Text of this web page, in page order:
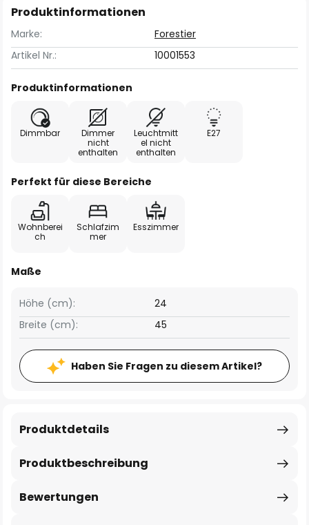
Produktinformationen
Marke:
Forestier
Artikel Nr.:
10001553
Produktinformationen
Dimmbar
Dimmer
nicht
enthalten
Leuchtmitt
el nicht
enthalten
E27
Perfekt für diese Bereiche
Wohnberei
ch
Schlafzim
mer
Esszimmer
Maße
Breite (cm): 45
Höhe (cm): 24
Haben Sie Fragen zu diesem Artikel?
Produktbeschreibung
Produktdetails
Bewertungen